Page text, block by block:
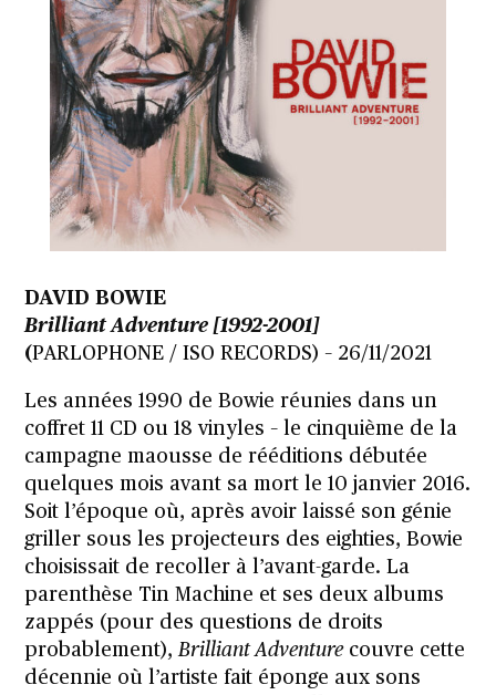
DAVID BOWIE
Brilliant Adventure [1992-2001]
(PARLOPHONE / ISO RECORDS) – 26/11/2021
Les années 1990 de Bowie réunies dans un
coffret 11 CD ou 18 vinyles – le cinquième de la
campagne maousse de rééditions débutée
quelques mois avant sa mort le 10 janvier 2016.
Soit l’époque où, après avoir laissé son génie
griller sous les projecteurs des eighties, Bowie
choisissait de recoller à l’avant-garde. La
parenthèse Tin Machine et ses deux albums
zappés (pour des questions de droits
probablement),Brilliant Adventurecouvre cette
décennie où l’artiste fait éponge aux sons